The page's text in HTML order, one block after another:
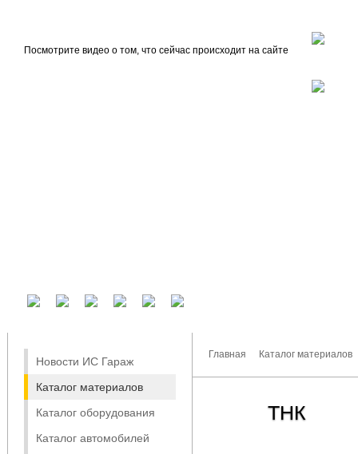
Посмотрите видео о том, что сейчас происходит на сайте
Новости ИС Гараж
Каталог материалов
Каталог оборудования
Каталог автомобилей
Главная Каталог материалов
ТНК